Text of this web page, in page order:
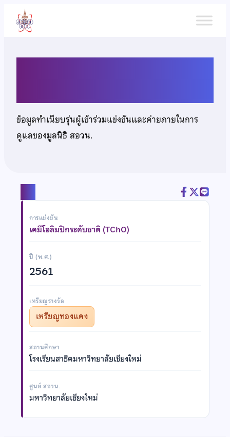
เนื้อหา
ข้อมูลทำเนียบรุ่นผู้เข้าร่วมแข่งขันและค่ายภายในการ
ดูแลของมูลนิธิ สอวน.
การแข่งขัน
เคมีโอลิมปิกระดับชาติ (TChO)
ปี (พ.ศ.)
2561
เหรียญรางวัล
เหรียญทองแดง
สถานศึกษา
โรงเรียนสาธิตมหาวิทยาลัยเชียงใหม่
ศูนย์ สอวน.
มหาวิทยาลัยเชียงใหม่